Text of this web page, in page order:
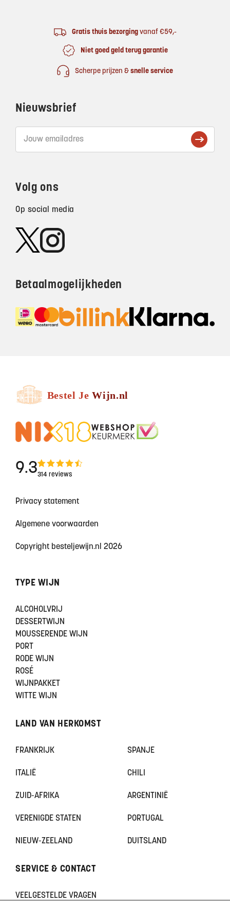
Gratis thuis bezorgingvanaf €59,-
Niet goed geld terug garantie
Scherpe prijzen & snelle service
Nieuwsbrief
Volg ons
Op social media
Betaalmogelijkheden
9.3314 reviews
Privacy statement
Algemene voorwaarden
Copyright besteljewijn.nl 2026
TYPE WIJN
ALCOHOLVRIJ
DESSERTWIJN
MOUSSERENDE WIJN
PORT
RODE WIJN
ROSÉ
WIJNPAKKET
WITTE WIJN
LAND VAN HERKOMST
FRANKRIJK SPANJE
ITALIË CHILI
ZUID-AFRIKA ARGENTINIË
VERENIGDE STATEN PORTUGAL
NIEUW-ZEELAND DUITSLAND
SERVICE & CONTACT
VEELGESTELDE VRAGEN